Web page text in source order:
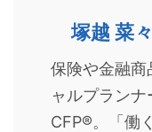
塚越 菜
保険や金融商
ャルプランナ
CFP®。「働